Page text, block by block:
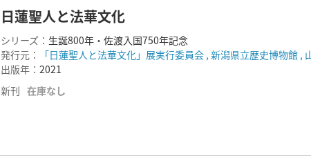
日蓮聖人と法華文化
シリーズ： 生誕800年・佐渡入国750年記念
発行元：
「日蓮聖人と法華文化」展実行委員会 , 新潟県立歴史博物館 ,
出版年： 2021
新刊 在庫なし